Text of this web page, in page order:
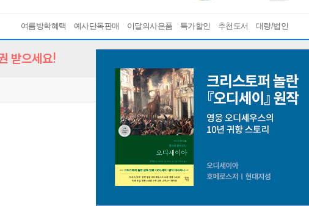
여름방학혜택 예사단독판매 이달의사은품 특가할인 추천도서 대량/법인
받으세요!